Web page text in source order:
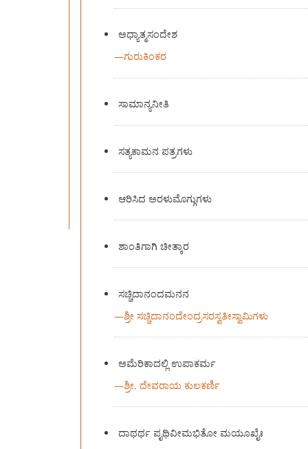
ಅಧ್ಯಾತ್ಮಸಂದೇಶ
—ಗುರುಕಿಂಕರ
ಸಾಮಾನ್ಯನೀತಿ
ಸತ್ಯಕಾಮನ ಪತ್ರಗಳು
ಆರಿಸಿದ ಅರಳುಮೊಗ್ಗುಗಳು
ಶಾಂತಿಗಾಗಿ ಚೀತ್ಕಾರ
ಸಚ್ಚಿದಾನಂದಮನನ
—ಶ್ರೀ ಸಚ್ಚಿದಾನಂದೇಂದ್ರಸರಸ್ವತೀಸ್ವಾಮಿಗಳು
ಅಮೆರಿಕಾದಲ್ಲಿ ಉಪಾಕರ್ಮ
—ಶ್ರೀ. ದೇವರಾಯ ಕುಲಕರ್ಣಿ
ದಾಥರ್ಥ ಪೃಥಿವೀಮಭಿತೋ ಮಯೂಖೈಃ